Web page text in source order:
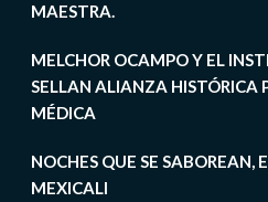
MAESTRA.
MELCHOR OCAMPO Y EL
SELLAN ALIANZA HISTÓRICA
MÉDICA
NOCHES QUE SE SABOREAN,
MEXICALI